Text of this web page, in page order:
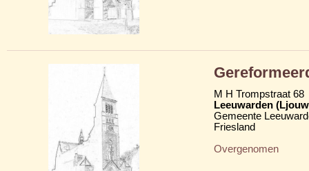
M H Trompstraat 68
Leeuwarden
Gemeente
Friesland
Overgenomen